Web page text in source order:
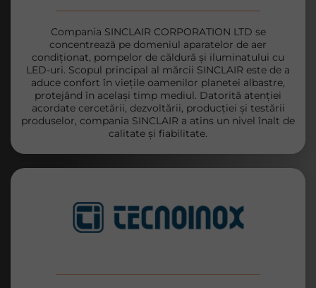
Compania SINCLAIR CORPORATION LTD se
concentrează pe domeniul aparatelor de aer
condiționat, pompelor de căldură și iluminatului cu
LED-uri. Scopul principal al mărcii SINCLAIR este de a
aduce confort în viețile oamenilor planetei albastre,
protejând în același timp mediul. Datorită atenției
acordate cercetării, dezvoltării, producției și testării
produselor, compania SINCLAIR a atins un nivel înalt de
calitate și fiabilitate.